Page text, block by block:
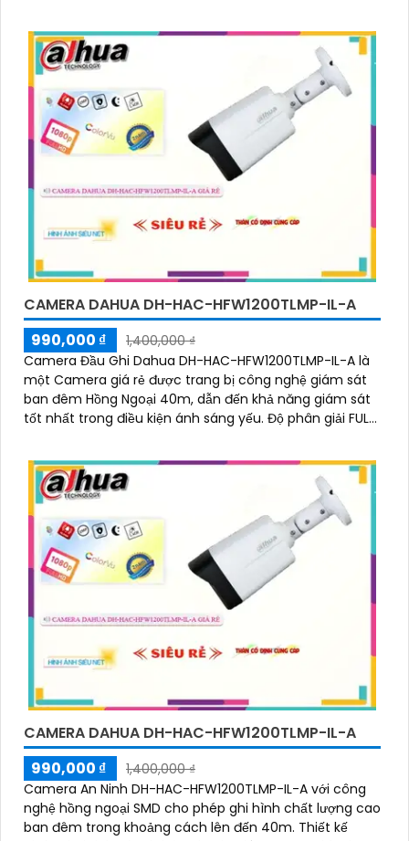
ảnh có màu vào ban đêm
CAMERA DAHUA DH-HAC-HFW1200TLMP-IL-A
990,000 ₫
1,400,000 ₫
Camera Đầu Ghi Dahua DH-HAC-HFW1200TLMP-IL-A là
một Camera giá rẻ được trang bị công nghệ giám sát
ban đêm Hồng Ngoại 40m, dẫn đến khả năng giám sát
tốt nhất trong điều kiện ánh sáng yếu. Độ phân giải FULL
CAMERA DAHUA DH-HAC-HFW1200TLMP-IL-A
990,000 ₫
1,400,000 ₫
Camera An Ninh DH-HAC-HFW1200TLMP-IL-A với công
nghệ hồng ngoại SMD cho phép ghi hình chất lượng cao
ban đêm trong khoảng cách lên đến 40m. Thiết kế